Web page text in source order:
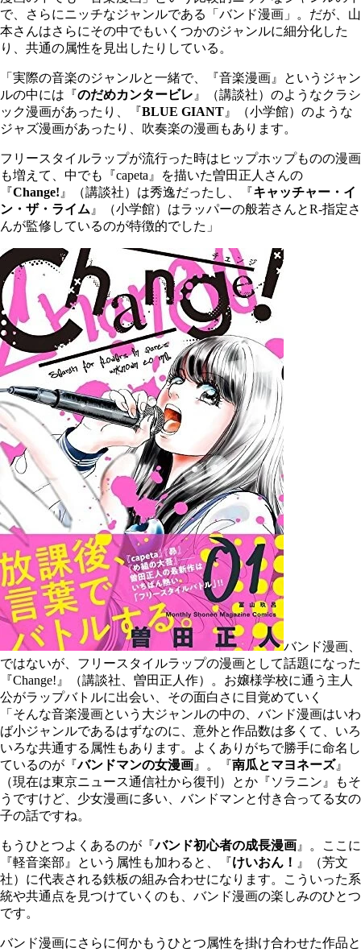
で、さらにニッチなジャンルである「バンド漫画」。だが、山
本さんはさらにその中でもいくつかのジャンルに細分化した
り、共通の属性を見出したりしている。
「実際の音楽のジャンルと一緒で、『音楽漫画』というジャン
ルの中には『のだめカンタービレ 』（講談社）のようなクラシ
ック漫画があったり、『BLUE GIANT 』（小学館）のような
ジャズ漫画があったり、吹奏楽の漫画もあります。
フリースタイルラップが流行った時はヒップホップものの漫画
も増えて、中でも『capeta』を描いた曽田正人さんの
『Change! 』（講談社）は秀逸だったし、『キャッチャー・イ
ン・ザ・ライム 』（小学館）はラッパーの般若さんとR-指定さ
んが監修しているのが特徴的でした」
バンド漫画、
ではないが、フリースタイルラップの漫画として話題になった
『Change!』（講談社、曽田正人作）。お嬢様学校に通う主人
公がラップバトルに出会い、その面白さに目覚めていく
「そんな音楽漫画という大ジャンルの中の、バンド漫画はいわ
ば小ジャンルであるはずなのに、意外と作品数は多くて、いろ
いろな共通する属性もあります。よくありがちで勝手に命名し
ているのが『バンドマンの女漫画 』。『南瓜とマヨネーズ』
（現在は東京ニュース通信社から復刊）とか『ソラニン』もそ
うですけど、少女漫画に多い、バンドマンと付き合ってる女の
子の話ですね。
もうひとつよくあるのが『バンド初心者の成長漫画 』。ここに
『軽音楽部』という属性も加わると、『けいおん！ 』（芳文
社）に代表される鉄板の組み合わせになります。こういった系
統や共通点を見つけていくのも、バンド漫画の楽しみのひとつ
です。
バンド漫画にさらに何かもうひとつ属性を掛け合わせた作品と